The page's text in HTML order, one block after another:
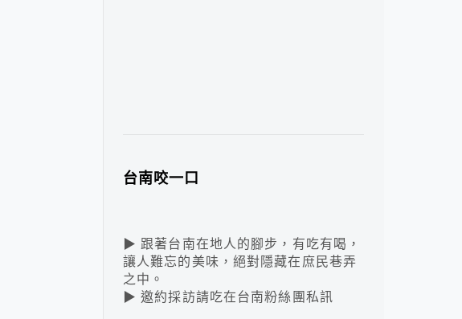
台南咬一口
▶ 跟著台南在地人的腳步，有吃有喝，
讓人難忘的美味，絕對隱藏在庶民巷弄
之中。
▶ 邀約採訪請吃在台南粉絲團私訊